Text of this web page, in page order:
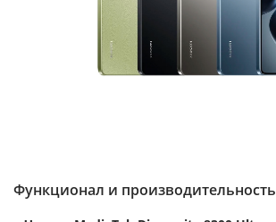
Функционал и производительность